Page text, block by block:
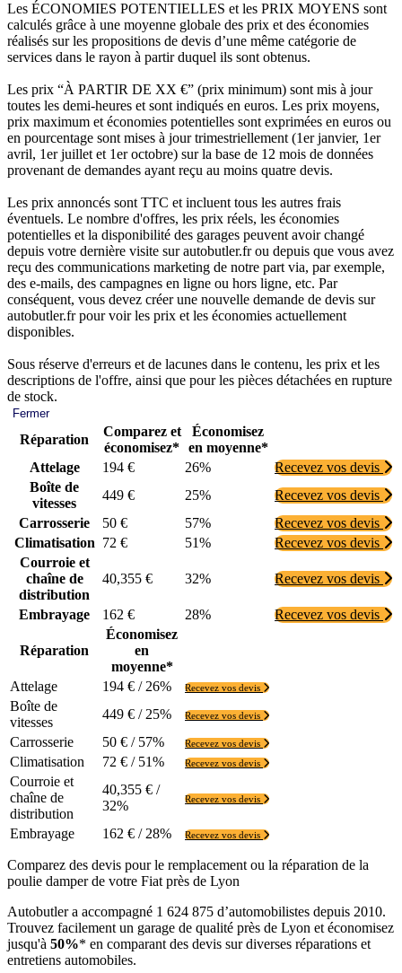
Les ÉCONOMIES POTENTIELLES et les PRIX MOYENS sont
calculés grâce à une moyenne globale des prix et des économies
réalisés sur les propositions de devis d’une même catégorie de
services dans le rayon à partir duquel ils sont obtenus.
Les prix “À PARTIR DE XX €” (prix minimum) sont mis à jour
toutes les demi-heures et sont indiqués en euros. Les prix moyens,
prix maximum et économies potentielles sont exprimées en euros ou
en pourcentage sont mises à jour trimestriellement (1er janvier, 1er
avril, 1er juillet et 1er octobre) sur la base de 12 mois de données
provenant de demandes ayant reçu au moins quatre devis.
Les prix annoncés sont TTC et incluent tous les autres frais
éventuels. Le nombre d'offres, les prix réels, les économies
potentielles et la disponibilité des garages peuvent avoir changé
depuis votre dernière visite sur autobutler.fr ou depuis que vous avez
reçu des communications marketing de notre part via, par exemple,
des e-mails, des campagnes en ligne ou hors ligne, etc. Par
conséquent, vous devez créer une nouvelle demande de devis sur
autobutler.fr pour voir les prix et les économies actuellement
disponibles.
Sous réserve d'erreurs et de lacunes dans le contenu, les prix et les
descriptions de l'offre, ainsi que pour les pièces détachées en rupture
de stock.
Fermer
Réparation
Comparez et
économisez*
Économisez
en moyenne*
Attelage
194 € 26%
Recevez vos devis
Boîte de
vitesses
449 € 25%
Recevez vos devis
Carrosserie
50 € 57%
Recevez vos devis
Climatisation 72 € 51%
Recevez vos devis
Courroie et
chaîne de
distribution
40,355 € 32% Recevez vos devis
Embrayage 162 € 28% Recevez vos devis
Réparation
Économisez
en
moyenne*
Attelage
194 € / 26% Recevez vos devis
Boîte de
vitesses
449 € / 25% Recevez vos devis
Carrosserie 50 € / 57% Recevez vos devis
Climatisation 72 € / 51% Recevez vos devis
Courroie et
chaîne de
distribution
40,355 € /
32%
Recevez vos devis
Embrayage 162 € / 28% Recevez vos devis
Comparez des devis pour le remplacement ou la réparation de la
poulie damper de votre Fiat près de Lyon
Autobutler a accompagné 1 624 875 d’automobilistes depuis 2010.
Trouvez facilement un garage de qualité près de Lyon et économisez
jusqu'à 50%* en comparant des devis sur diverses réparations et
entretiens automobiles.